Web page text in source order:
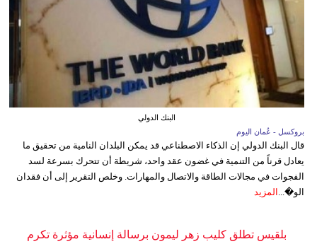
البنك الدولي
بروكسل - عُمان اليوم
قال البنك الدولي إن الذكاء الاصطناعي قد يمكن البلدان النامية من تحقيق ما
يعادل قرناً من التنمية في غضون عقد واحد، شريطة أن تتحرك بسرعة لسد
الفجوات في مجالات الطاقة والاتصال والمهارات. وخلص التقرير إلى أن فقدان
الو�... المزيد
بلقيس تطلق كليب زهر ليمون برسالة إنسانية مؤثرة تكرم